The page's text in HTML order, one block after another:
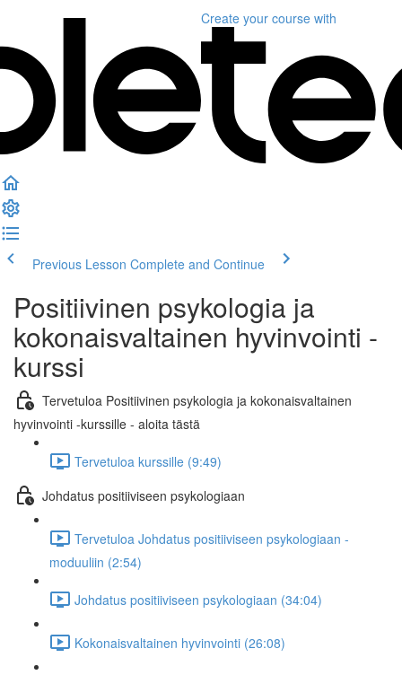
Create your course with
Previous Lesson Complete and Continue
Positiivinen psykologia ja
kokonaisvaltainen hyvinvointi -
kurssi
Tervetuloa Positiivinen psykologia ja kokonaisvaltainen
hyvinvointi -kurssille - aloita tästä
Tervetuloa kurssille (9:49)
Johdatus positiiviseen psykologiaan
Tervetuloa Johdatus positiiviseen psykologiaan -
moduuliin (2:54)
Johdatus positiiviseen psykologiaan (34:04)
Kokonaisvaltainen hyvinvointi (26:08)